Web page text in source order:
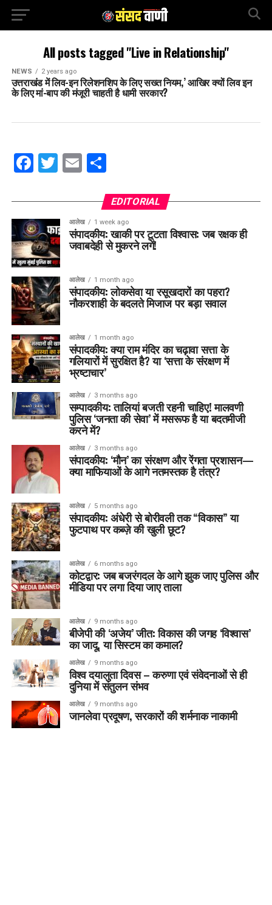
All posts tagged "Live in Relationship"
NEWS 2 years ago
उत्तराखंड में लिव-इन रिलेशनशिप के लिए सख्त नियम,’ आखिर क्यों लिव इन
के लिए मां-बाप की मंजूरी चाहती है धामी सरकार?
Facebook
Twitter
EmailShare
EDITORIAL
आलेख 1 week ago
संपादकीय: खाकी पर टूटता विश्वास: जब रक्षक ही
जवाबदेही से मुकरने लगें!
आलेख 1 month ago
संपादकीय: लोकसेवा या रसूखदारों का पहरा?
नौकरशाही के बदलते मिजाज पर बड़ा सवाल
आलेख 1 month ago
संपादकीय: क्या राम मंदिर का चढ़ावा सत्ता के
गलियारों में सुरक्षित है? या ‘सत्ता के संरक्षण में
भ्रष्टाचार’
आलेख 3 months ago
सम्पादकीय: तालियां बजती रहनी चाहिए! मालवणी
पुलिस ‘जनता की सेवा’ में मसरूफ है या बदतमीजी
करने में?
आलेख 3 months ago
संपादकीय: ‘मौन’ का संरक्षण और रेंगता प्रशासन—
क्या माफियाओं के आगे नतमस्तक है तंत्र?
आलेख 5 months ago
संपादकीय: अंधेरी से बोरीवली तक “विकास” या
फुटपाथ पर कब्ज़े की खुली छूट?
आलेख 6 months ago
कोटद्वार: जब बजरंगदल के आगे झुक जाए पुलिस और
मीडिया पर लगा दिया जाए ताला
आलेख 9 months ago
बीजेपी की ‘अजेय’ जीत: विकास की जगह ‘विश्वास’
का जादू, या सिस्टम का कमाल?
आलेख 9 months ago
विश्व दयालुता दिवस – करुणा एवं संवेदनाओं से ही
दुनिया में संतुलन संभव
आलेख 9 months ago
जानलेवा प्रदूषण, सरकारों की शर्मनाक नाकामी